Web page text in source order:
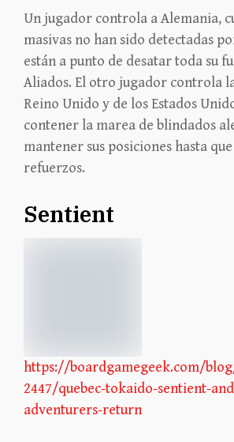
Un jugador controla a Alemania,
masivas no han sido detectadas
están a punto de desatar toda su
Aliados. El otro jugador controla
Reino Unido y de los Estados
contener la marea de blindados
mantener sus posiciones hasta
refuerzos.
Sentient
https://boardgamegeek.com/
2447/quebec-tokaido-sentient-
adventurers-return